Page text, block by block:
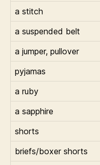
a stitch
a suspended belt
a jumper, pullover
pyjamas
a ruby
a sapphire
shorts
briefs/boxer shorts